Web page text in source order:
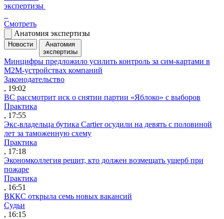
экспертизы
Смотреть
Анатомия экспертизы
Новости
Анатомия
экспертизы
Минцифры предложило усилить контроль за сим-картами в
M2M-устройствах компаний
Законодательство
, 19:02
ВС рассмотрит иск о снятии партии «Яблоко» с выборов
Практика
, 17:55
Экс-владельца бутика Cartier осудили на девять с половиной
лет за таможенную схему
Практика
, 17:18
Экономколлегия решит, кто должен возмещать ущерб при
пожаре
Практика
, 16:51
ВККС открыла семь новых вакансий
Судьи
, 16:15